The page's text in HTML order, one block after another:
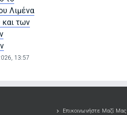
Λιμένα
και των
13:57
Επικοινωνήστε Μαζί Μας